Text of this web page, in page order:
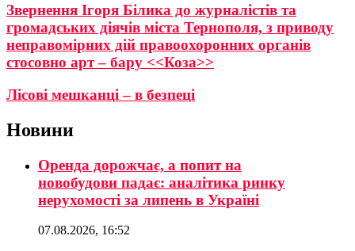
Звернення Ігоря Білика до журналістів та
громадських діячів міста Тернополя, з приводу
неправомірних дій правоохоронних органів
стосовно арт – бару <<Коза>>
Лісові мешканці – в безпеці
Новини
Оренда дорожчає, а попит на
новобудови падає: аналітика ринку
нерухомості за липень в Україні
07.08.2026, 16:52